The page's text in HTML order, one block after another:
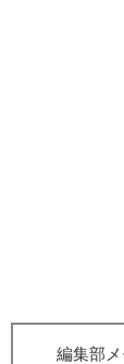
編集部